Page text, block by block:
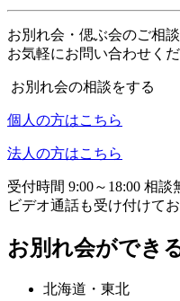
お別れ会・偲ぶ会のご相
お気軽にお問い合わせく
お別れ会の相談をする
個人の方はこちら
法人の方はこちら
受付時間 9:00～18:00 相談
ビデオ通話も受け付けて
お別れ会ができ
北海道・東北